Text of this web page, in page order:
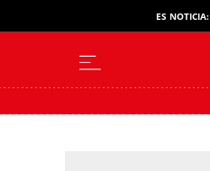
ES NOTICIA: